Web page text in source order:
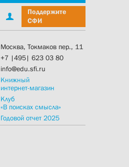
Поддержите
СФИ
Москва, Токмаков пер., 11
+7 |495| 623 03 80
info@edu.sfi.ru
Книжный
интернет-магазин
Клуб
«В поисках смысла»
Годовой отчет 2025